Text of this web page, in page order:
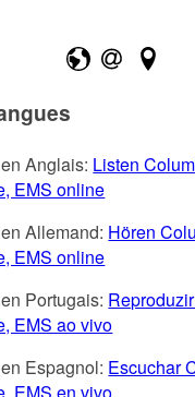
Anglais: Listen
EMS online
Allemand: Hören
EMS online
Portugais:
EMS ao vivo
Espagnol: Escuchar
EMS en vivo